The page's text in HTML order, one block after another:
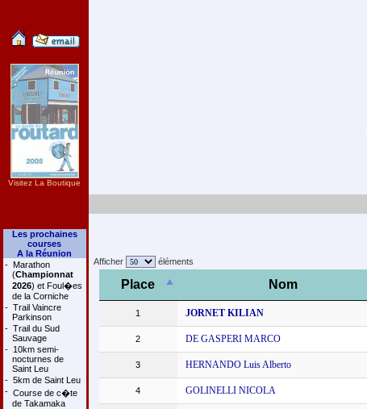
Visitez La Boutique
Les prochaines
courses
A la Réunion
- Marathon
(Championnat
2026) et Foul�es
de la Corniche
- Trail Vaincre
Parkinson
- Trail du Sud
Sauvage
- 10km semi-
nocturnes de
Saint Leu
- 5km de Saint Leu
- Course de c�te
de Takamaka
Afficher éléments
Place Nom
1 JORNET KILIAN
2 DE GASPERI MARCO
3 HERNANDO Luis Alberto
4 GOLINELLI NICOLA